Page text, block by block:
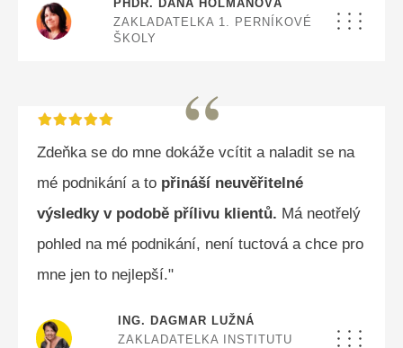
PHDR. DANA HOLMANOVÁ
ZAKLADATELKA 1. PERNÍKOVÉ
ŠKOLY
“
Zdeňka se do mne dokáže vcítit a naladit se na
mé podnikání a to přináší neuvěřitelné
výsledky v podobě přílivu klientů. Má neotřelý
pohled na mé podnikání, není tuctová a chce pro
mne jen to nejlepší."
ING. DAGMAR LUŽNÁ
ZAKLADATELKA INSTITUTU